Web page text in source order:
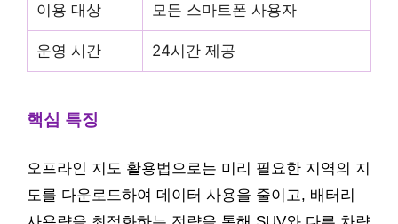
이용 대상 모든 스마트폰 사용자
운영 시간 24시간 제공
핵심 특징
오프라인 지도 활용법으로는 미리 필요한 지역의 지
도를 다운로드하여 데이터 사용을 줄이고, 배터리